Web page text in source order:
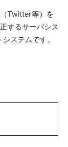
Twitter等）を
するサーバシス
ステムです。